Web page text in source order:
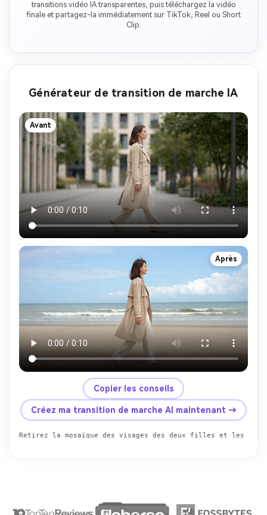
transitions vidéo IA transparentes, puis téléchargez la vidéo
finale et partagez-la immédiatement sur TikTok, Reel ou Short
Clip.
Générateur de transition de marche IA
Avant
Après
Copier les conseils
Créez ma transition de marche AI maintenant →
Retirez la mosaïque des visages des deux filles et les